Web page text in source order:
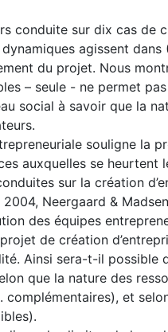
conduite sur dix cas de
agissent
du projet. Nous
– seule - ne permet pas
social à savoir que la
souligne la
auxquelles se
sur la création
Neergaard &
des équipes
de création
Ainsi sera-t-il possible
que la nature des
et